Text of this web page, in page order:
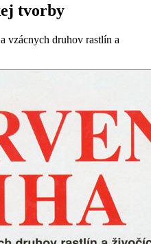
tvorby
vzácnych druhov rastlín a